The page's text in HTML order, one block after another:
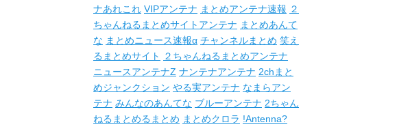
ナあれこれ VIPアンテナ まとめアンテナ速報 ２
ちゃんねるまとめサイトアンテナ まとめあんて
な まとめニュース速報α チャンネルまとめ 笑え
るまとめサイト
２ちゃんねるまとめアンテナ
ニュースアンテナZ ナンテナアンテナ 2chまと
めジャンクション やる実アンテナ なまらアン
テナ みんなのあんてな ブルーアンテナ 2ちゃん
ねるまとめるまとめ まとめクロラ !Antenna?